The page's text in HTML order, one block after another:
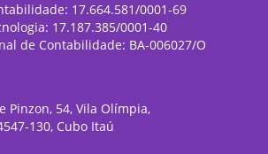
17.664.581/0001-69
17.187.385/0001-40
de Contabilidade: BA-006027/O
Pinzon, 54, Vila Olímpia,
130, Cubo Itaú